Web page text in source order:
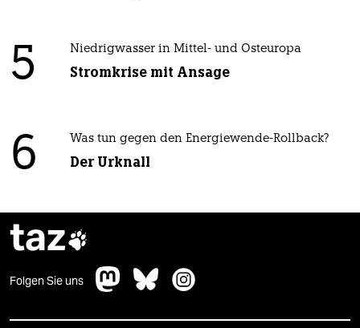
5 Niedrigwasser in Mittel- und Osteuropa
Stromkrise mit Ansage
6 Was tun gegen den Energiewende-Rollback?
Der Urknall
taz
Folgen Sie uns